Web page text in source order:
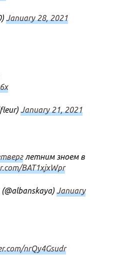
January 28, 2021
January 21, 2021
летним зноем в
BAT1xjxWpr
January
nrQy4Gsudr